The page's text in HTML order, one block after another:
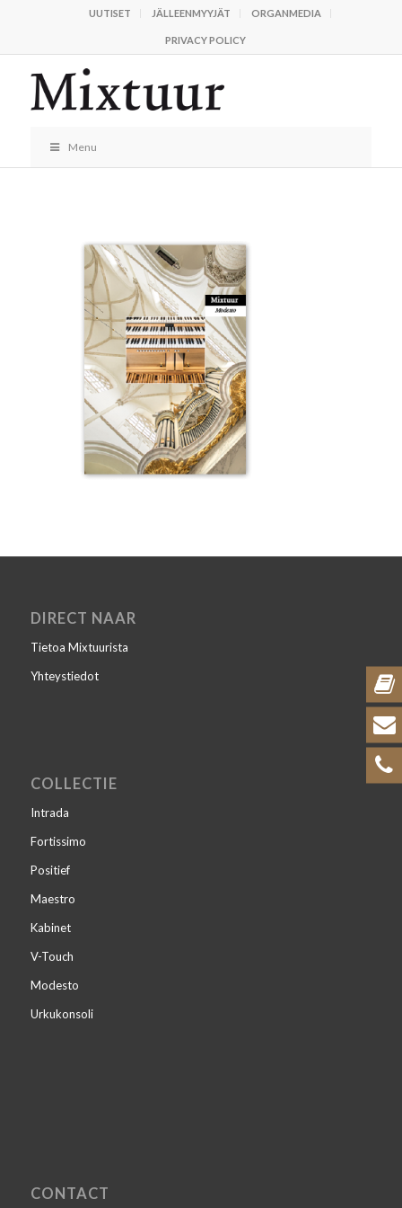
UUTISET JÄLLEENMYYJÄT ORGANMEDIA
PRIVACY POLICY
Menu
DIRECT NAAR
Tietoa Mixtuurista
Yhteystiedot
COLLECTIE
Intrada
Fortissimo
Positief
Maestro
Kabinet
V-Touch
Modesto
Urkukonsoli
CONTACT